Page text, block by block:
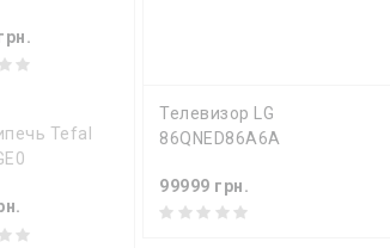
Tefal
КУПИТЬ
Телевизор LG
86QNED86A6A
99999 грн.